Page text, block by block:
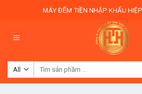
MÁY ĐẾM TIỀN NHẬP KHẨU
Tìm